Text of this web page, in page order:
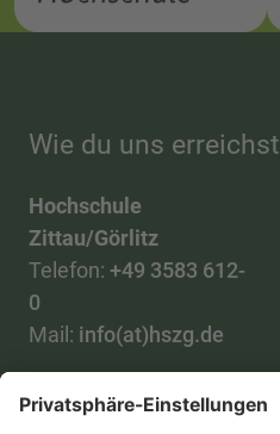
Wie du uns erreichst
Hochschule
Zittau/Görlitz
Telefon: +49 3583 612-
0
Mail: info(at)hszg.de